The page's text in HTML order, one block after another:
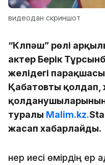
видеодан скриншот
“Күлпәш” рөлі
актер Берік
желідегі
Қабатовты қолдап,
туралы Malim.kz.
жасап хабарлайды.
Өнер иесі өмірдің